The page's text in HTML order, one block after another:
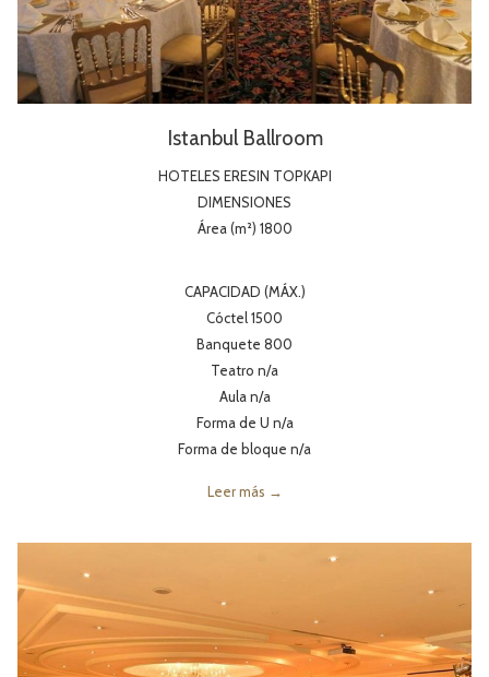
Istanbul Ballroom
HOTELES ERESIN TOPKAPI
DIMENSIONES
Área (m²) 1800
CAPACIDAD (MÁX.)
Cóctel 1500
Banquete 800
Teatro n/a
Aula n/a
Forma de U n/a
Forma de bloque n/a
Leer más